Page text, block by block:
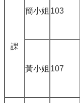
課
簡小姐 103
黃小姐 107